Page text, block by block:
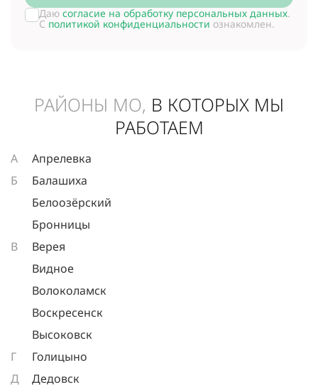
Даю согласие на обработку персональных данных.
С политикой конфиденциальности ознакомлен.
РАЙОНЫ МО, В КОТОРЫХ МЫ
РАБОТАЕМ
А
Апрелевка
Б
Балашиха
Белоозёрский
Бронницы
В
Верея
Видное
Волоколамск
Воскресенск
Высоковск
Г
Голицыно
Д
Дедовск